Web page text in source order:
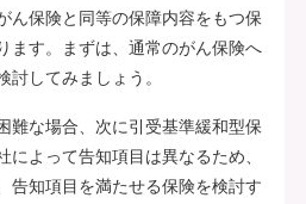
ん保険と同等の保障内容をもつ保
ます。まずは、通常のがん保険へ
してみましょう。
難な場合、次に引受基準緩和型保
よって告知項目は異なるため、
告知項目を満たせる保険を検討す